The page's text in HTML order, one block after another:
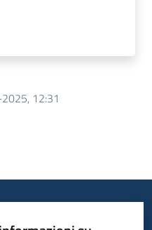
12:31